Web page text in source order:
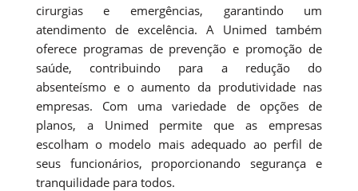
cirurgias e emergências, garantindo um
atendimento de excelência. A Unimed também
oferece programas de prevenção e promoção de
saúde, contribuindo para a redução do
absenteísmo e o aumento da produtividade nas
empresas. Com uma variedade de opções de
planos, a Unimed permite que as empresas
escolham o modelo mais adequado ao perfil de
seus funcionários, proporcionando segurança e
tranquilidade para todos.